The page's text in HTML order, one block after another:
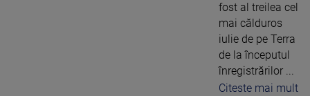
fost al treilea cel
mai călduros
iulie de pe Terra
de la începutul
înregistrărilor ...
Citeste mai mult